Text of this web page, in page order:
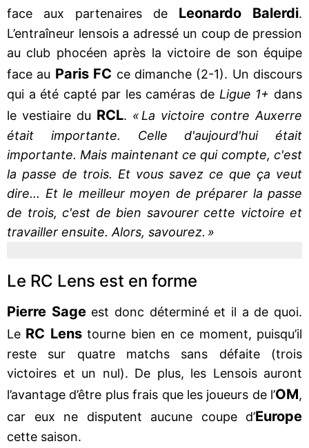
face aux partenaires de Leonardo Balerdi.
L’entraîneur lensois a adressé un coup de pression
au club phocéen après la victoire de son équipe
face au Paris FC ce dimanche (2-1). Un discours
qui a été capté par les caméras de Ligue 1+ dans
le vestiaire du RCL. « La victoire contre Auxerre
était importante. Celle d'aujourd'hui était
importante. Mais maintenant ce qui compte, c'est
la passe de trois. Et vous savez ce que ça veut
dire... Et le meilleur moyen de préparer la passe
de trois, c'est de bien savourer cette victoire et
travailler ensuite. Alors, savourez. »
Le RC Lens est en forme
Pierre Sageest donc déterminé et il a de quoi.
Le RC Lenstourne bien en ce moment, puisqu’il
reste sur quatre matchs sans défaite (trois
victoires et un nul). De plus, les Lensois auront
l’avantage d’être plus frais que les joueurs de l’OM,
car eux ne disputent aucune coupe d’Europe
cette saison.